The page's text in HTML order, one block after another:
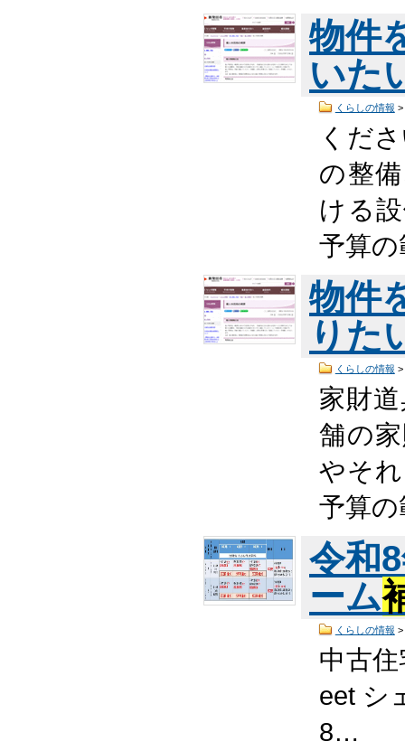
物件
いた
くらしの情報 >
くだ
の整
ける
予算
物件
りた
くらしの情報 >
家財
舗の
やそ
予算
令和
ーム
くらしの情報 >
中古
eet シ
8…